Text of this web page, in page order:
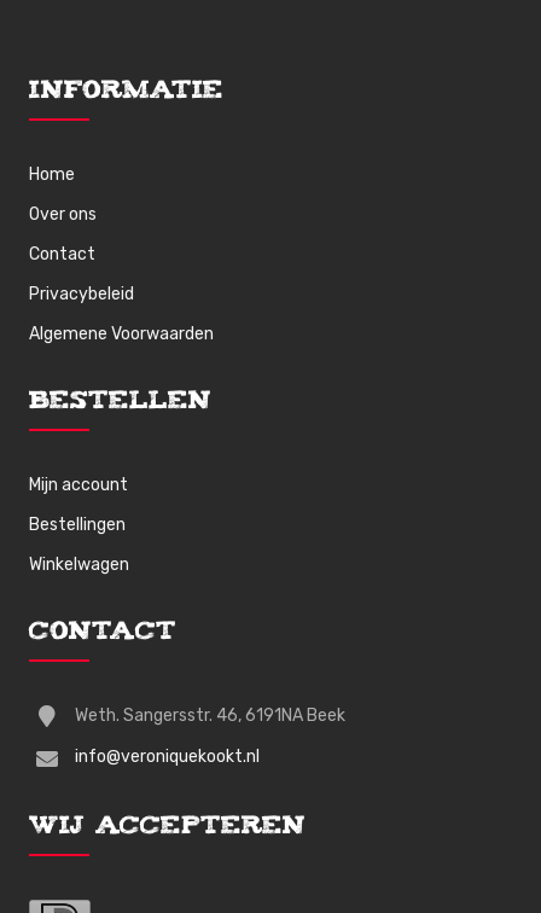
Informatie
Home
Over ons
Contact
Privacybeleid
Algemene Voorwaarden
Bestellen
Mijn account
Bestellingen
Winkelwagen
Contact
Weth. Sangersstr. 46, 6191NA Beek
info@veroniquekookt.nl
Wij Accepteren